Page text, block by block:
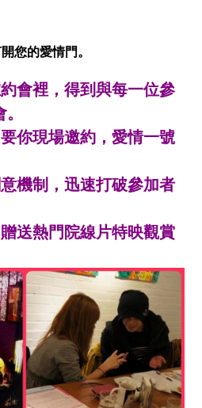
您的愛情門。
會裡，得到與每一位參
你現場邀約，愛情一號
機制，迅速打破參加者
送熱門院線片特映觀賞